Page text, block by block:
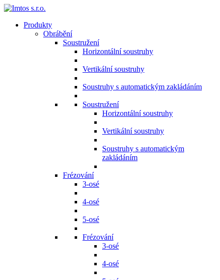
Produkty
Obrábění
Soustružení
Horizontální soustruhy
Vertikální soustruhy
Soustruhy s automatickým zakládáním
Soustružení
Horizontální soustruhy
Vertikální soustruhy
Soustruhy s automatickým
zakládáním
Frézování
3-osé
4-osé
5-osé
Frézování
3-osé
4-osé